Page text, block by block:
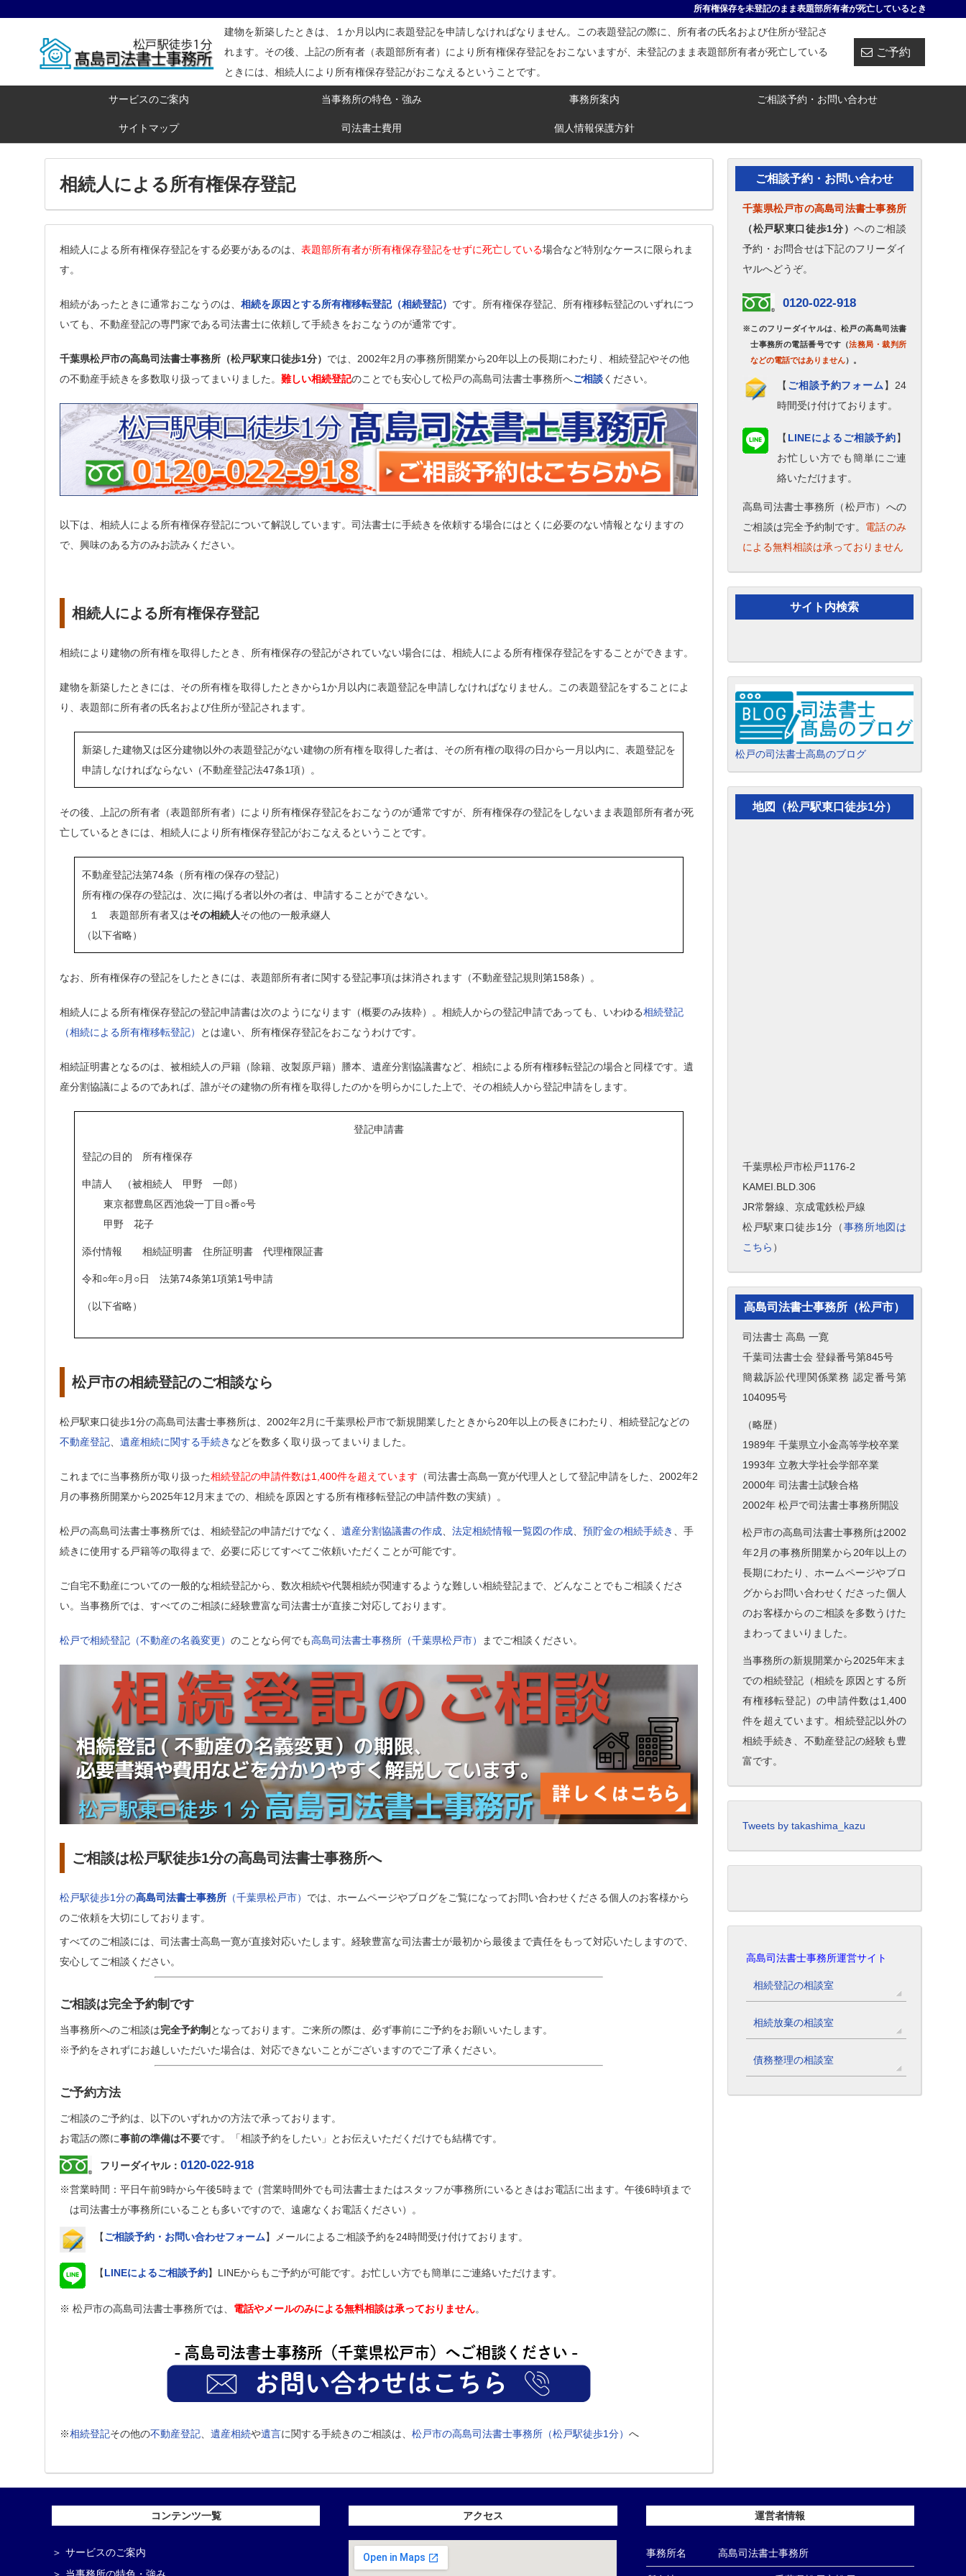
所有権保存を未登記のまま表題部所有者が死亡しているとき
建物を新築したときは、１か月以内に表題登記を申請しなければなりません。この表題登記の際に、所有者の氏名および住所が登記さ
れます。その後、上記の所有者（表題部所有者）により所有権保存登記をおこないますが、未登記のまま表題部所有者が死亡している
ときには、相続人により所有権保存登記がおこなえるということです。
ご予約
サービスのご案内 当事務所の特色・強み 事務所案内 ご相談予約・お問い合わせ
サイトマップ 司法書士費用 個人情報保護方針
相続人による所有権保存登記
相続人による所有権保存登記をする必要があるのは、 表題部所有者が所有権保存登記をせずに死亡している場合など特別なケースに限られま
す。
相続があったときに通常おこなうのは、 相続を原因とする所有権移転登記（相続登記） です。所有権保存登記、所有権移転登記のいずれにつ
いても、不動産登記の専門家である司法書士に依頼して手続きをおこなうのが通常です。
千葉県松戸市の高島司法書士事務所（松戸駅東口徒歩1分） では、2002年2月の事務所開業から20年以上の長期にわたり、相続登記やその他
の不動産手続きを多数取り扱ってまいりました。 難しい相続登記のことでも安心して松戸の高島司法書士事務所へご相談ください。
以下は、相続人による所有権保存登記について解説しています。司法書士に手続きを依頼する場合にはとくに必要のない情報となりますの
で、興味のある方のみお読みください。
相続人による所有権保存登記
相続により建物の所有権を取得したとき、所有権保存の登記がされていない場合には、相続人による所有権保存登記をすることができます。
建物を新築したときには、その所有権を取得したときから1か月以内に表題登記を申請しなければなりません。この表題登記をすることによ
り、表題部に所有者の氏名および住所が登記されます。
新築した建物又は区分建物以外の表題登記がない建物の所有権を取得した者は、その所有権の取得の日から一月以内に、表題登記を
申請しなければならない（不動産登記法47条1項）。
その後、上記の所有者（表題部所有者）により所有権保存登記をおこなうのが通常ですが、所有権保存の登記をしないまま表題部所有者が死
亡しているときには、相続人により所有権保存登記がおこなえるということです。
不動産登記法第74条（所有権の保存の登記）
所有権の保存の登記は、次に掲げる者以外の者は、申請することができない。
１ 表題部所有者又はその相続人その他の一般承継人
（以下省略）
なお、所有権保存の登記をしたときには、表題部所有者に関する登記事項は抹消されます（不動産登記規則第158条）。
相続人による所有権保存登記の登記申請書は次のようになります（概要のみ抜粋）。相続人からの登記申請であっても、いわゆる相続登記
（相続による所有権移転登記）
とは違い、所有権保存登記をおこなうわけです。
相続証明書となるのは、被相続人の戸籍（除籍、改製原戸籍）謄本、遺産分割協議書など、相続による所有権移転登記の場合と同様です。遺
産分割協議によるのであれば、誰がその建物の所有権を取得したのかを明らかにした上で、その相続人から登記申請をします。
登記申請書
登記の目的 所有権保存
申請人 （被相続人 甲野 一郎）
東京都豊島区西池袋一丁目○番○号
甲野 花子
添付情報 相続証明書 住所証明書 代理権限証書
令和○年○月○日 法第74条第1項第1号申請
（以下省略）
松戸市の相続登記のご相談なら
松戸駅東口徒歩1分の高島司法書士事務所は、2002年2月に千葉県松戸市で新規開業したときから20年以上の長きにわたり、相続登記などの
不動産登記
遺産相続に関する手続き などを数多く取り扱ってまいりました。
これまでに当事務所が取り扱った相続登記の申請件数は1,400件を超えています （司法書士高島一寛が代理人として登記申請をした、2002年2
月の事務所開業から2025年12月末までの、相続を原因とする所有権移転登記の申請件数の実績）。
松戸の高島司法書士事務所では、相続登記の申請だけでなく、 遺産分割協議書の作成 法定相続情報一覧図の作成 預貯金の相続手続き
、手
続きに使用する戸籍等の取得まで、必要に応じてすべてご依頼いただくことが可能です。
ご自宅不動産についての一般的な相続登記から、数次相続や代襲相続が関連するような難しい相続登記まで、どんなことでもご相談くださ
い。当事務所では、すべてのご相談に経験豊富な司法書士が直接ご対応しております。
松戸で相続登記（不動産の名義変更） のことなら何でも高島司法書士事務所（千葉県松戸市） までご相談ください。
ご相談は松戸駅徒歩1分の高島司法書士事務所へ
松戸駅徒歩1分の高島司法書士事務所 （千葉県松戸市） では、ホームページやブログをご覧になってお問い合わせくださる個人のお客様から
のご依頼を大切にしております。
すべてのご相談には、司法書士高島一寛が直接対応いたします。経験豊富な司法書士が最初から最後まで責任をもって対応いたしますので、
安心してご相談ください。
ご相談は完全予約制です
当事務所へのご相談は完全予約制 となっております。ご来所の際は、必ず事前にご予約をお願いいたします。
※予約をされずにお越しいただいた場合は、対応できないことがございますのでご了承ください。
ご予約方法
ご相談のご予約は、以下のいずれかの方法で承っております。
お電話の際に事前の準備は不要です。「相談予約をしたい」とお伝えいただくだけでも結構です。
フリーダイヤル： 0120-022-918
※営業時間：平日午前9時から午後5時まで（営業時間外でも司法書士またはスタッフが事務所にいるときはお電話に出ます。午後6時頃まで
は司法書士が事務所にいることも多いですので、遠慮なくお電話ください）。
【ご相談予約・お問い合わせフォーム】メールによるご相談予約を24時間受け付けております。
【LINEによるご相談予約】LINEからもご予約が可能です。お忙しい方でも簡単にご連絡いただけます。
※ 松戸市の高島司法書士事務所では、 電話やメールのみによる無料相談は承っておりません。
※相続登記その他の不動産登記 遺産相続や遺言に関する手続きのご相談は、 松戸市の高島司法書士事務所（松戸駅徒歩1分） へ
ご相談予約・お問い合わせ
千葉県松戸市の高島司法書士事務所
（松戸駅東口徒歩1分）へのご相談
予約・お問合せは下記のフリーダイ
ヤルへどうぞ。
0120-022-918
※このフリーダイヤルは、松戸の高島司法書
士事務所の電話番号です（法務局・裁判所
などの電話ではありません）。
【 ご相談予約フォーム 】24
時間受け付けております。
【 LINEによるご相談予約】
お忙しい方でも簡単にご連
絡いただけます。
高島司法書士事務所（松戸市）への
ご相談は完全予約制です。 電話のみ
による無料相談は承っておりません
サイト内検索
松戸の司法書士高島のブログ
地図（松戸駅東口徒歩1分）
千葉県松戸市松戸1176-2
KAMEI.BLD.306
JR常磐線、京成電鉄松戸線
松戸駅東口徒歩1分（事務所地図は
こちら ）
高島司法書士事務所（松戸市）
司法書士 高島 一寛
千葉司法書士会 登録番号第845号
簡裁訴訟代理関係業務 認定番号第
104095号
（略歴）
1989年 千葉県立小金高等学校卒業
1993年 立教大学社会学部卒業
2000年 司法書士試験合格
2002年 松戸で司法書士事務所開設
松戸市の高島司法書士事務所は2002
年2月の事務所開業から20年以上の
長期にわたり、ホームページやブロ
グからお問い合わせくださった個人
のお客様からのご相談を多数うけた
まわってまいりました。
当事務所の新規開業から2025年末ま
での相続登記（相続を原因とする所
有権移転登記）の申請件数は1,400
件を超えています。相続登記以外の
相続手続き、不動産登記の経験も豊
富です。
Tweets by takashima_kazu
高島司法書士事務所運営サイト
相続登記の相談室
相続放棄の相談室
債務整理の相談室
コンテンツ一覧
サービスのご案内
アクセス 運営者情報
事務所名 高島司法書士事務所